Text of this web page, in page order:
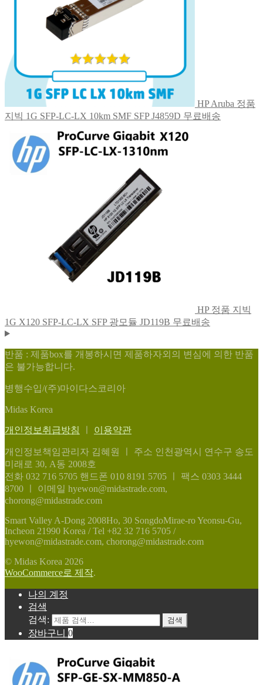
HP Aruba 정품
지빅 1G SFP-LC-LX 10km SMF SFP J4859D 무료배송
HP 정품 지빅
1G X120 SFP-LC-LX SFP 광모듈 JD119B 무료배송
반품 : 제품box를 개봉하시면 제품하자외의 변심에 의한 반품
은 불가능합니다.
병행수입/(주)마이다스코리아
Midas Korea
개인정보취급방침 이용약관
개인정보책임관리자 김혜원
주소 인천광역시 연수구 송도
미래로 30, A동 2008호
전화 032 716 5705 핸드폰 010 8191 5705
팩스 0303 3444
8700
이메일 hyewon@midastrade.com,
chorong@midastrade.com
Smart Valley A-Dong 2008Ho, 30 SongdoMirae-ro Yeonsu-Gu,
Incheon 21990 Korea / Tel +82 32 716 5705 /
hyewon@midastrade.com, chorong@midastrade.com
© Midas Korea 2026
WooCommerce로 제작.
나의 계정
검색
검색:
검색
장바구니 0